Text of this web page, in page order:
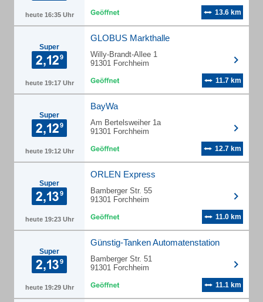
heute 16:35 Uhr 13.6 km
Super
heute 19:17 Uhr
GLOBUS Markthalle
Willy-Brandt-Allee 1
91301 Forchheim
11.7 km
Super
heute 19:12 Uhr
BayWa
Am Bertelsweiher 1a
91301 Forchheim
12.7 km
Super
heute 19:23 Uhr
ORLEN Express
Bamberger Str. 55
91301 Forchheim
11.0 km
Super
heute 19:29 Uhr
Günstig-Tanken Automatenstation
Bamberger Str. 51
91301 Forchheim
11.1 km